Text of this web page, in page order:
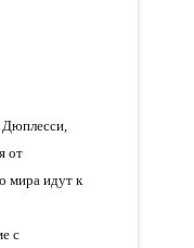
Дюплесси,
от
мира идут к
с